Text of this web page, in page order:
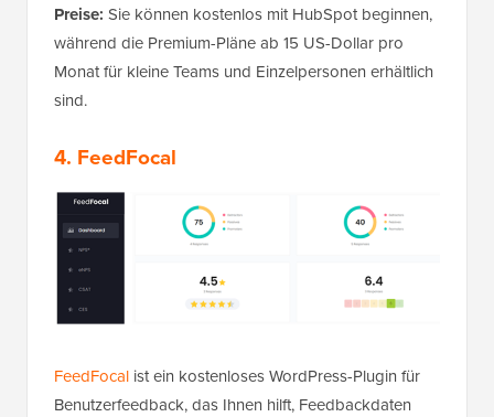
Preise: Sie können kostenlos mit HubSpot beginnen,
während die Premium-Pläne ab 15 US-Dollar pro
Monat für kleine Teams und Einzelpersonen erhältlich
sind.
4. FeedFocal
FeedFocal ist ein kostenloses WordPress-Plugin für
Benutzerfeedback, das Ihnen hilft, Feedbackdaten